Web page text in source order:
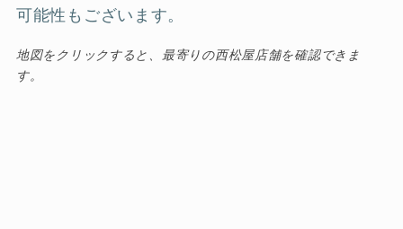
可能性もございます。
地図をクリックすると、最寄りの西松屋店舗を確認できま
す。